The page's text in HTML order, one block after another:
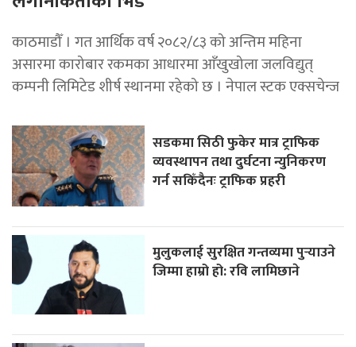
काठमाडौँ । गत आर्थिक वर्ष २०८२/८३ को अन्तिम महिना
असारमा कारोबार रकमका आधारमा आँखुखोला जलविद्युत्
कम्पनी लिमिटेड शीर्ष स्थानमा रहेको छ । नेपाल स्टक एक्सचेन्ज
सडकमा सिठी फुकेर मात्र ट्राफिक
व्यवस्थापन तथा दुर्घटना न्युनिकरण
गर्न सकिँदैनः ट्राफिक प्रहरी
मुलुकलाई सुरक्षित गन्तव्यमा पुर्‍याउने
जिम्मा हाम्रो हो: रवि लामिछाने